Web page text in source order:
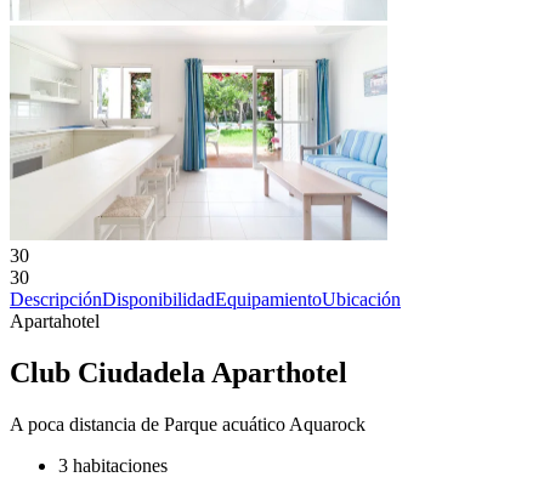
30
30
DescripciónDisponibilidadEquipamientoUbicación
Apartahotel
Club Ciudadela Aparthotel
A poca distancia de Parque acuático Aquarock
3 habitaciones